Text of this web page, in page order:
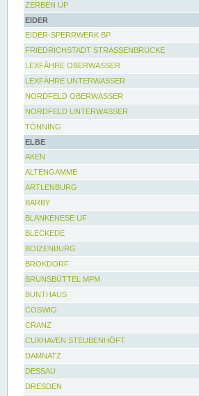
ZERBEN UP
EIDER
EIDER-SPERRWERK BP
FRIEDRICHSTADT STRASSENBRÜCKE
LEXFÄHRE OBERWASSER
LEXFÄHRE UNTERWASSER
NORDFELD OBERWASSER
NORDFELD UNTERWASSER
TÖNNING
ELBE
AKEN
ALTENGAMME
ARTLENBURG
BARBY
BLANKENESE UF
BLECKEDE
BOIZENBURG
BROKDORF
BRUNSBÜTTEL MPM
BUNTHAUS
COSWIG
CRANZ
CUXHAVEN STEUBENHÖFT
DAMNATZ
DESSAU
DRESDEN